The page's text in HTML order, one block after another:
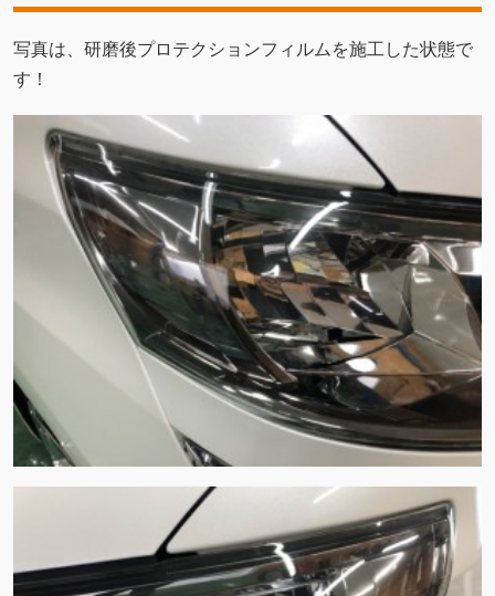
写真は、研磨後プロテクションフィルムを施工した状態で
す！